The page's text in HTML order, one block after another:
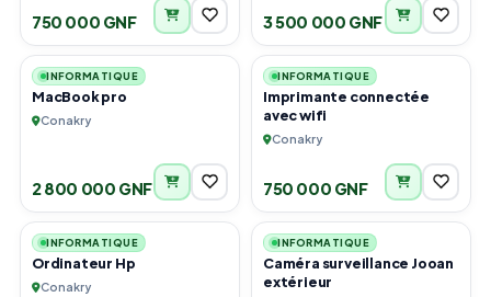
750 000 GNF 3 500 000 GNF
6
INFORMATIQUE
MacBook pro
Conakry
2 800 000 GNF
6
INFORMATIQUE
Imprimante connectée
avec wifi
Conakry
750 000 GNF
1
INFORMATIQUE
Ordinateur Hp
Conakry
5
INFORMATIQUE
Caméra surveillance Jooan
extérieur